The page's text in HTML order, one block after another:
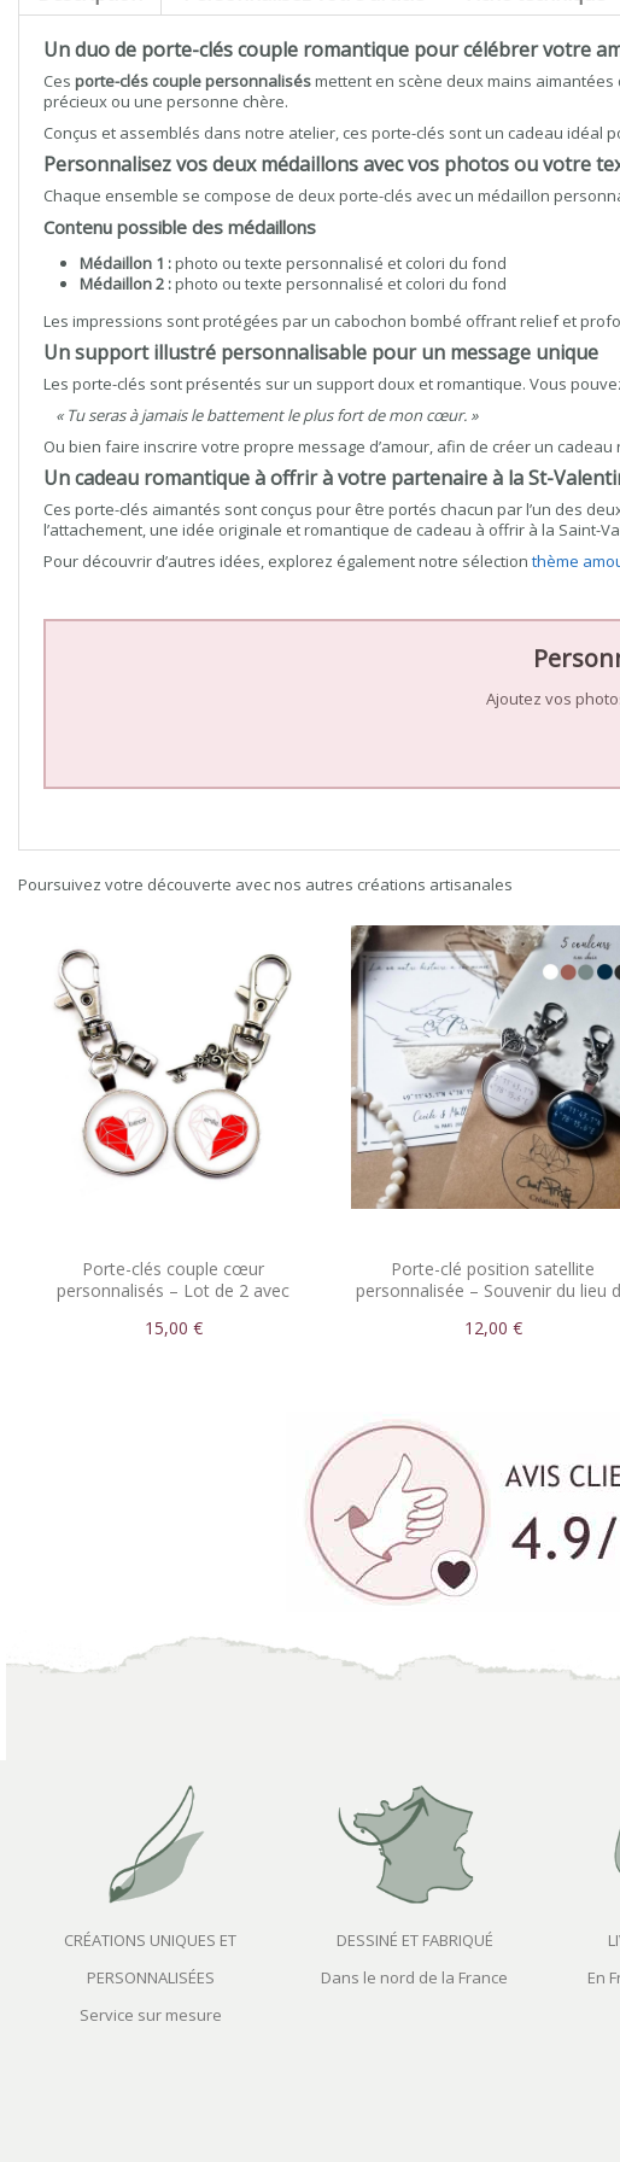
Un duo de porte-clés couple romantique pour célébrer votre
Ces porte-clés couple personnalisésmettent en scène deux mains
précieux ou une personne chère.
Conçus et assemblés dans notre atelier, ces porte-clés sont un cadeau idéal
Personnalisez vos deux médaillons avec vos photos ou votre
Chaque ensemble se compose de deux porte-clés avec un médaillon
Contenu possible des médaillons
Médaillon 1 :photo ou texte personnalisé et colori du fond
Médaillon 2 :photo ou texte personnalisé et colori du fond
Les impressions sont protégées par un cabochon bombé offrant relief et
Un support illustré personnalisable pour un message unique
Les porte-clés sont présentés sur un support doux et romantique. Vous
« Tu seras à jamais le battement le plus fort de mon cœur. »
Ou bien faire inscrire votre propre message d’amour, afin de créer un
Un cadeau romantique à offrir à votre partenaire à la St-
Ces porte-clés aimantés sont conçus pour être portés chacun par l’un des
l’attachement, une idée originale et romantique de cadeau à offrir à la Saint-
Pour découvrir d’autres idées, explorez également notre sélection thème
Ajoutez vos
Poursuivez votre découverte avec nos autres créations artisanales
Porte-clés couple cœur
personnalisés – Lot de 2 avec
15,00 €
Porte-clé position satellite
personnalisée – Souvenir du lieu
12,00 €
CRÉATIONS UNIQUES ET
PERSONNALISÉES
Service sur mesure
DESSINÉ ET FABRIQUÉ
Dans le nord de la France
En